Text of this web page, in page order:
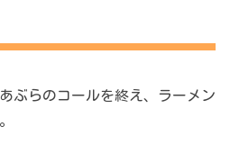
ぶらのコールを終え、ラーメン